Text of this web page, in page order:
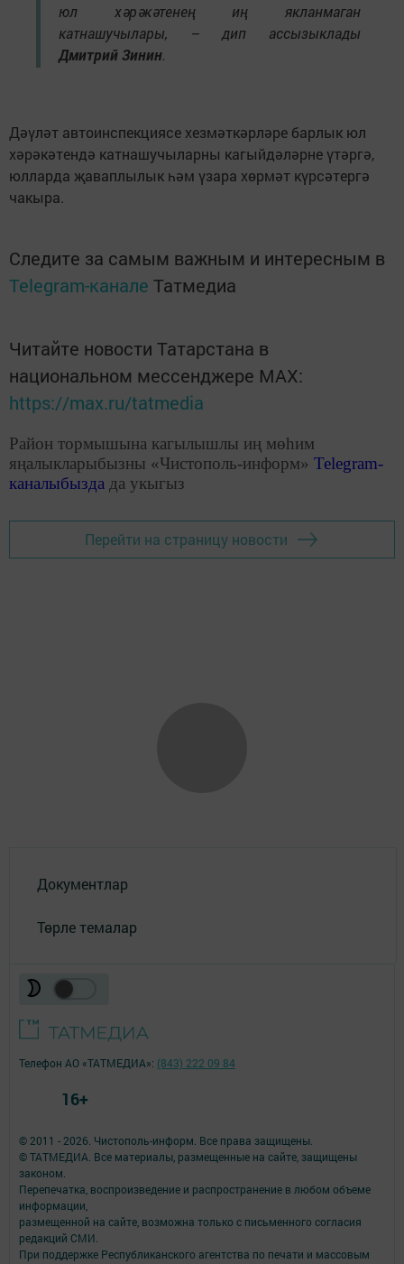
юл хәрәкәтенең иң якланмаган
катнашучылары, – дип ассызыклады
Дмитрий Зинин.
Дәүләт автоинспекциясе хезмәткәрләре барлык юл
хәрәкәтендә катнашучыларны кагыйдәләрне үтәргә,
юлларда җаваплылык һәм үзара хөрмәт күрсәтергә
чакыра.
Следите за самым важным и интересным в
Telegram-канале Татмедиа
Читайте новости Татарстана в
национальном мессенджере MАХ:
https://max.ru/tatmedia
Район тормышына кагылышлы иң мөһим
яңалыкларыбызны «Чистополь-информ» Telegram-
каналыбызда да укыгыз
Перейти на страницу новости
Документлар
Төрле темалар
© 2011 - 2026. Чистополь-информ. Все права защищены.
© ТАТМЕДИА. Все материалы, размещенные на сайте, защищены
законом.
Перепечатка, воспроизведение и распространение в любом объеме
информации,
размещенной на сайте, возможна только с письменного согласия
редакций СМИ.
При поддержке Республиканского агентства по печати и массовым
Телефон АО «ТАТМЕДИА»: (843) 222 09 84
16+